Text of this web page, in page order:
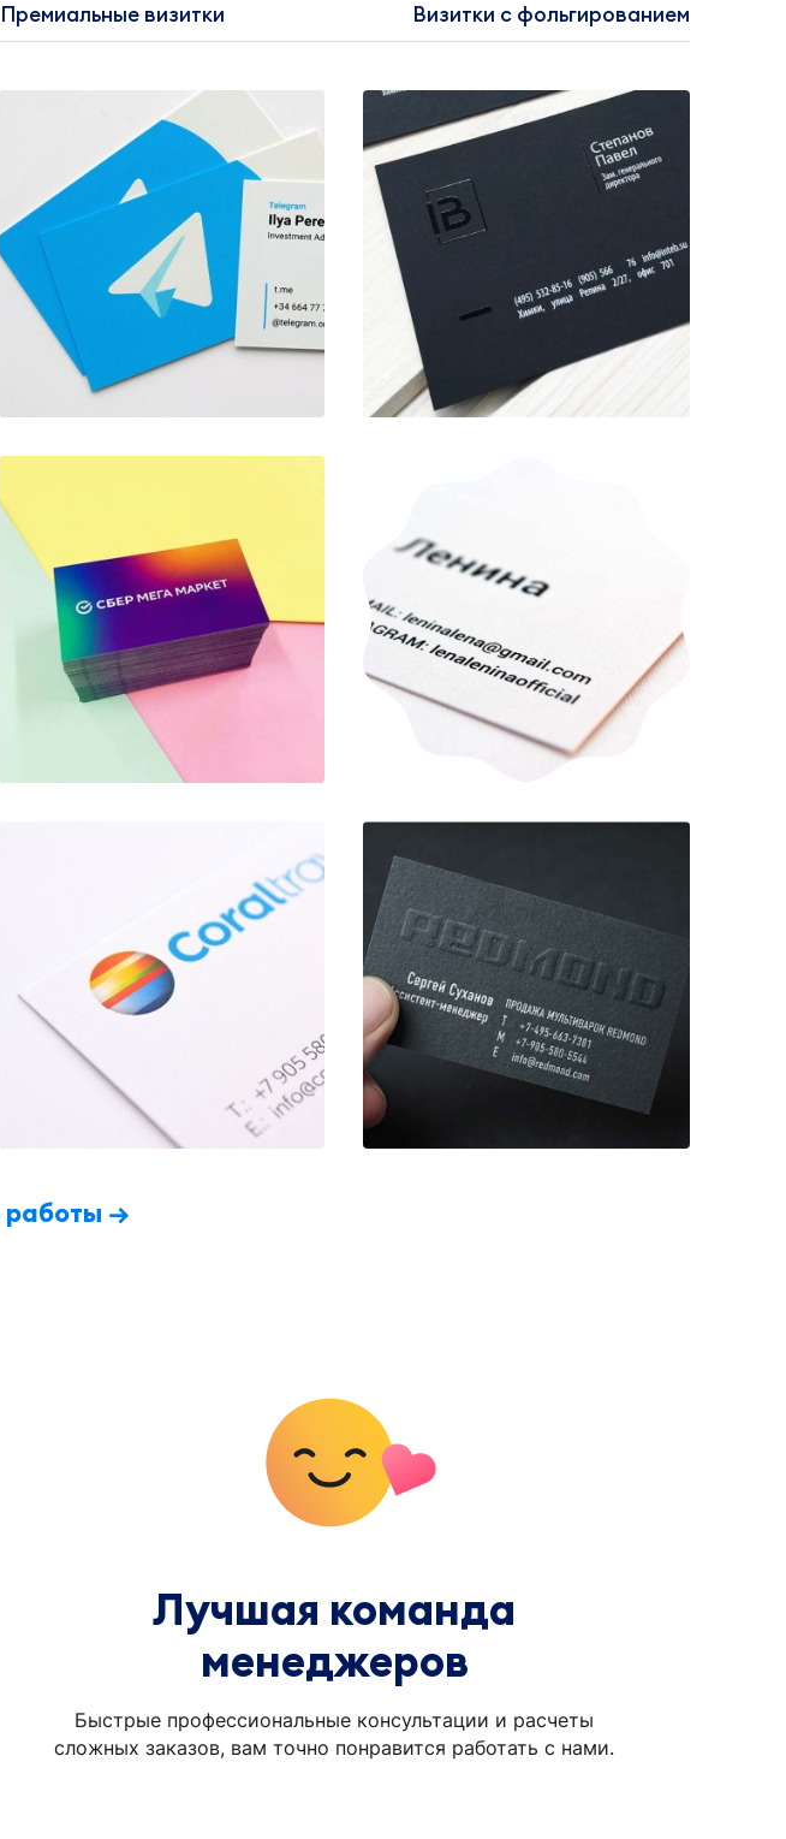
Премиальные визитки Визитки с фольгированием
работы →
Лучшая команда
менеджеров
Быстрые профессиональные консультации и расчеты
сложных заказов, вам точно понравится работать с нами.